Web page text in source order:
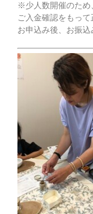
※少人数開催のため
ご入金確認をもっ
お申込み後、お振